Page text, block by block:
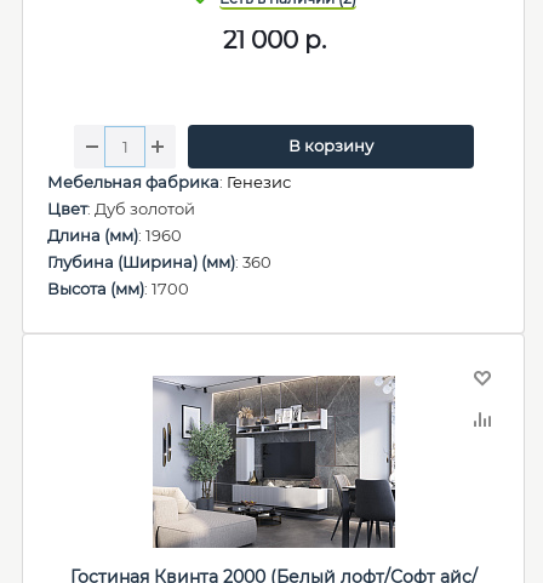
21 000р.
В корзину
Мебельная фабрика: Генезис
Цвет: Дуб золотой
Длина (мм): 1960
Глубина (Ширина) (мм): 360
Высота (мм): 1700
Гостиная Квинта 2000 (Белый лофт/Софт айс/